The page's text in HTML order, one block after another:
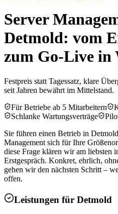
Server
Detmold: vom
zum Go-Live in
Festpreis statt Tagessatz, klare
seit Jahren bewährt im Mittelstand.
Für Betriebe ab 5 Mitarbeitern
Schlanke Wartungsverträge
Sie führen einen Betrieb in
Management sich für Ihre
diese Frage klären wir am liebsten
Erstgespräch. Konkret, ehrlich,
gehen wir den nächsten Schritt –
offen.
Leistungen für Detmold